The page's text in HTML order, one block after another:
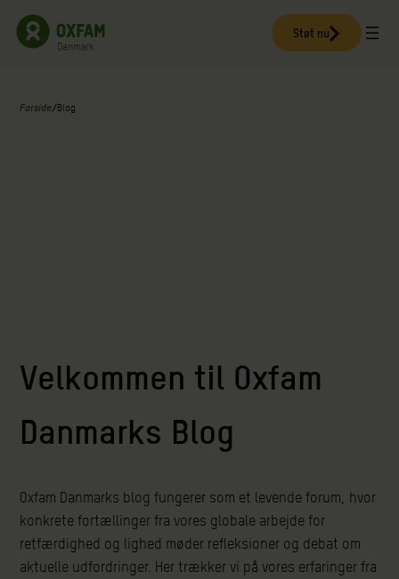
Spring
Støt nu
Forside/Blog
Velkommen til Oxfam
Danmarks Blog
Oxfam Danmarks blog fungerer som et levende forum, hvor
konkrete fortællinger fra vores globale arbejde for
retfærdighed og lighed møder refleksioner og debat om
aktuelle udfordringer. Her trækker vi på vores erfaringer fra